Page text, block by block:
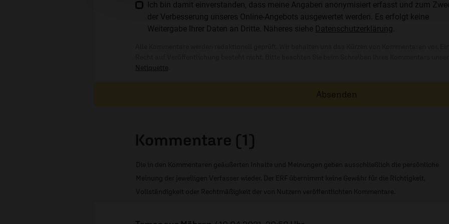
Ich bin damit einverstanden, dass meine Angaben anonymisiert erfasst und zum
der Verbesserung unseres Online-Angebots ausgewertet werden. Es erfolgt keine
Weitergabe Ihrer Daten an Dritte. Näheres siehe Datenschutzerklärung
Netiquette
Absenden
Kommentare (1)
Die in den Kommentaren geäußerten Inhalte und Meinungen geben ausschließlich die persönliche
Meinung der jeweiligen Verfasser wieder. Der ERF übernimmt keine Gewähr für die Richtigkeit,
Vollständigkeit oder Rechtmäßigkeit der von Nutzern veröffentlichten Kommentare.